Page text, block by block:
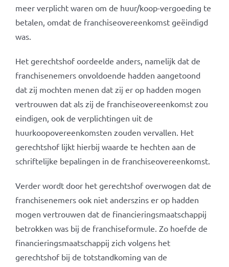
meer verplicht waren om de huur/koop-vergoeding te
betalen, omdat de franchiseovereenkomst geëindigd
was.
Het gerechtshof oordeelde anders, namelijk dat de
franchisenemers onvoldoende hadden aangetoond
dat zij mochten menen dat zij er op hadden mogen
vertrouwen dat als zij de franchiseovereenkomst zou
eindigen, ook de verplichtingen uit de
huurkoopovereenkomsten zouden vervallen. Het
gerechtshof lijkt hierbij waarde te hechten aan de
schriftelijke bepalingen in de franchiseovereenkomst.
Verder wordt door het gerechtshof overwogen dat de
franchisenemers ook niet anderszins er op hadden
mogen vertrouwen dat de financieringsmaatschappij
betrokken was bij de franchiseformule. Zo hoefde de
financieringsmaatschappij zich volgens het
gerechtshof bij de totstandkoming van de